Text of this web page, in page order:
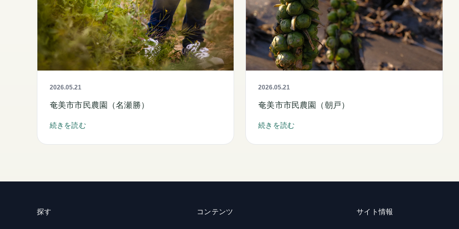
2026.05.21
奄美市市民農園（名瀬勝）
続きを読む
2026.05.21
奄美市市民農園（朝戸）
続きを読む
探す コンテンツ サイト情報